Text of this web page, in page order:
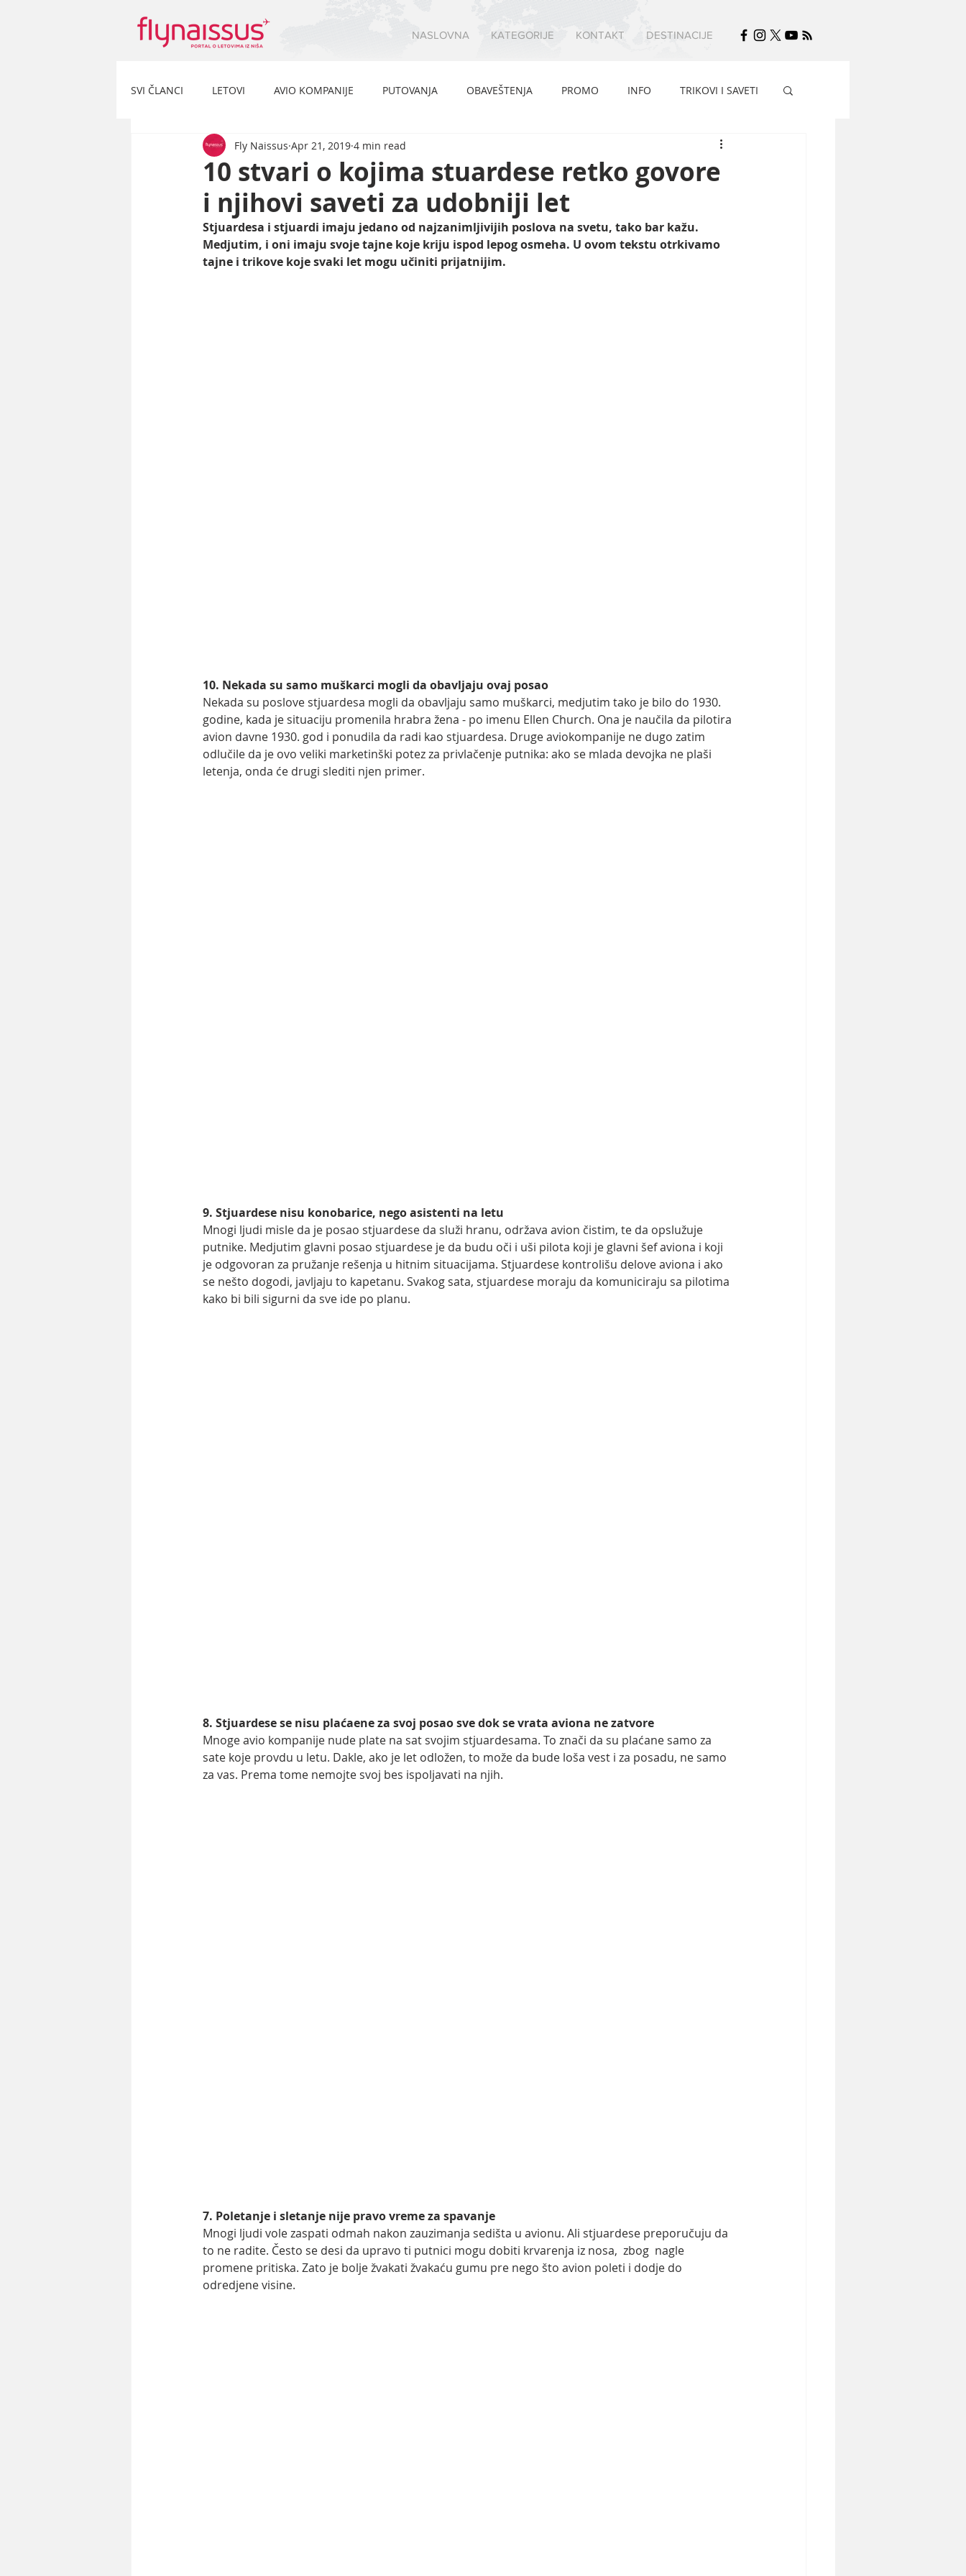
NASLOVNA KATEGORIJE KONTAKT DESTINACIJE
SVI ČLANCI LETOVI AVIO KOMPANIJE PUTOVANJA OBAVEŠTENJA PROMO INFO TRIKOVI I SAVETI
10 stvari o kojima stuardese retko govore
i njihovi saveti za udobniji let
Fly Naissus Apr 21, 2019 4 min read
Stjuardesa i stjuardi imaju jedano od najzanimljivijih poslova na svetu, tako bar kažu.
Medjutim, i oni imaju svoje tajne koje kriju ispod lepog osmeha. U ovom tekstu otrkivamo
tajne i trikove koje svaki let mogu učiniti prijatnijim.
10. Nekada su samo muškarci mogli da obavljaju ovaj posao
Nekada su poslove stjuardesa mogli da obavljaju samo muškarci, medjutim tako je bilo do 1930.
godine, kada je situaciju promenila hrabra žena - po imenu Ellen Church. Ona je naučila da pilotira
avion davne 1930. god i ponudila da radi kao stjuardesa. Druge aviokompanije ne dugo zatim
odlučile da je ovo veliki marketinški potez za privlačenje putnika: ako se mlada devojka ne plaši
letenja, onda će drugi slediti njen primer.
9. Stjuardese nisu konobarice, nego asistenti na letu
Mnogi ljudi misle da je posao stjuardese da služi hranu, održava avion čistim, te da opslužuje
putnike. Medjutim glavni posao stjuardese je da budu oči i uši pilota koji je glavni šef aviona i koji
je odgovoran za pružanje rešenja u hitnim situacijama. Stjuardese kontrolišu delove aviona i ako
se nešto dogodi, javljaju to kapetanu. Svakog sata, stjuardese moraju da komuniciraju sa pilotima
kako bi bili sigurni da sve ide po planu.
8. Stjuardese se nisu plaćaene za svoj posao sve dok se vrata aviona ne zatvore
Mnoge avio kompanije nude plate na sat svojim stjuardesama. To znači da su plaćane samo za
sate koje provdu u letu. Dakle, ako je let odložen, to može da bude loša vest i za posadu, ne samo
za vas. Prema tome nemojte svoj bes ispoljavati na njih.
7. Poletanje i sletanje nije pravo vreme za spavanje
Mnogi ljudi vole zaspati odmah nakon zauzimanja sedišta u avionu. Ali stjuardese preporučuju da
to ne radite. Često se desi da upravo ti putnici mogu dobiti krvarenja iz nosa,  zbog  nagle
promene pritiska. Zato je bolje žvakati žvakaću gumu pre nego što avion poleti i dodje do
odredjene visine.